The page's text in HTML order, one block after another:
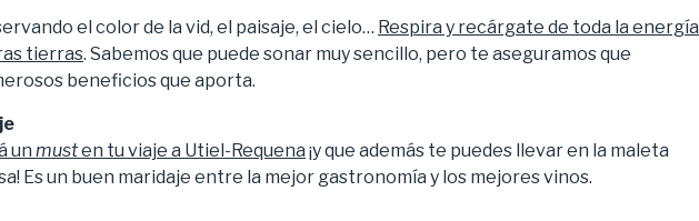
el color de la vid, el paisaje, el cielo… Respira y recárgate de toda la energía
tierras. Sabemos que puede sonar muy sencillo, pero te aseguramos que
beneficios que aporta.
un musten tu viaje a Utiel-Requena ¡y que además te puedes llevar en la maleta
Es un buen maridaje entre la mejor gastronomía y los mejores vinos.